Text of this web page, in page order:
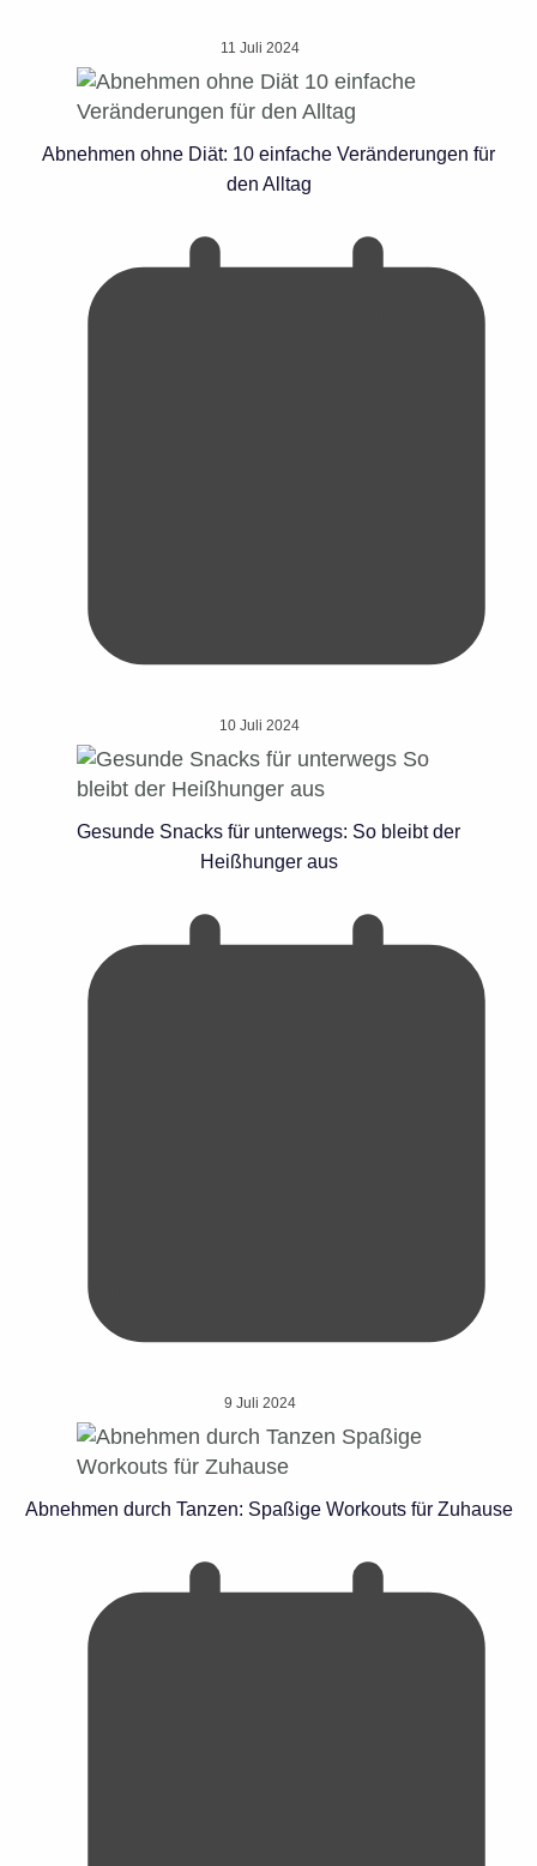
11 Juli 2024
Abnehmen ohne Diät: 10 einfache Veränderungen für
den Alltag
10 Juli 2024
Gesunde Snacks für unterwegs: So bleibt der
Heißhunger aus
9 Juli 2024
Abnehmen durch Tanzen: Spaßige Workouts für Zuhause